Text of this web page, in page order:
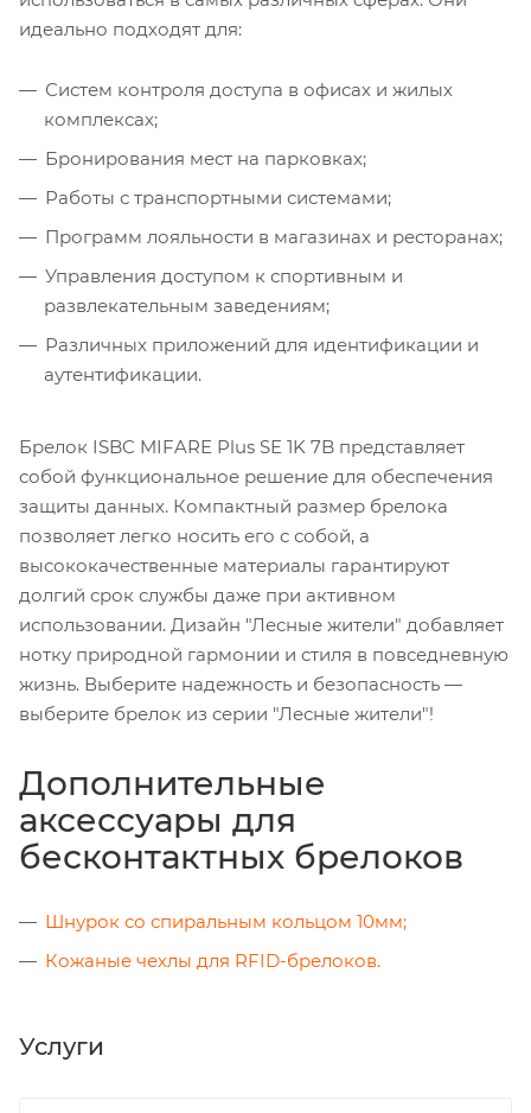
идеально подходят для:
Систем контроля доступа в офисах и жилых
комплексах;
Бронирования мест на парковках;
Работы с транспортными системами;
Программ лояльности в магазинах и ресторанах;
Управления доступом к спортивным и
развлекательным заведениям;
Различных приложений для идентификации и
аутентификации.
Брелок ISBC MIFARE Plus SE 1K 7B представляет
собой функциональное решение для обеспечения
защиты данных. Компактный размер брелока
позволяет легко носить его с собой, а
высококачественные материалы гарантируют
долгий срок службы даже при активном
использовании. Дизайн "Лесные жители" добавляет
нотку природной гармонии и стиля в повседневную
жизнь. Выберите надежность и безопасность —
выберите брелок из серии "Лесные жители"!
Дополнительные
аксессуары для
бесконтактных брелоков
Шнурок со спиральным кольцом 10мм;
Кожаные чехлы для RFID-брелоков.
Услуги